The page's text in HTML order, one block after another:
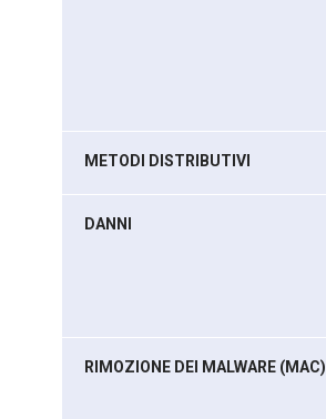
METODI DISTRIBUTIVI
DANNI
RIMOZIONE DEI MALWARE (MAC)